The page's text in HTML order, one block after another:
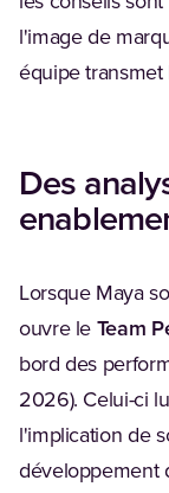
l'image de
équipe transmet
Des
Lorsque Maya
ouvre le Team
bord des
2026). Celui-ci
l'implication de
développement